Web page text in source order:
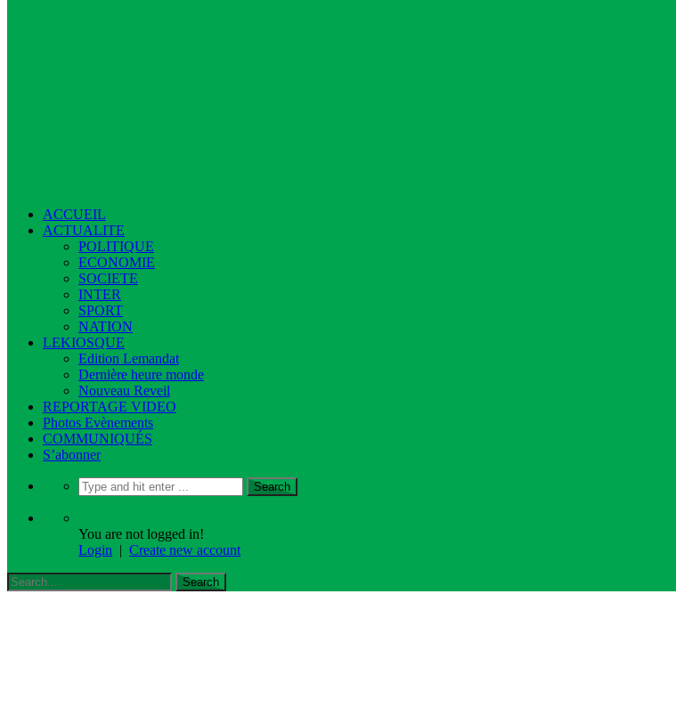
ACCUEIL
ACTUALITE
POLITIQUE
ECONOMIE
SOCIETE
INTER
SPORT
NATION
LEKIOSQUE
Edition Lemandat
Dernière heure monde
Nouveau Reveil
REPORTAGE VIDEO
Photos Evènements
COMMUNIQUÉS
S’abonner
You are not logged in!
Login | Create new account